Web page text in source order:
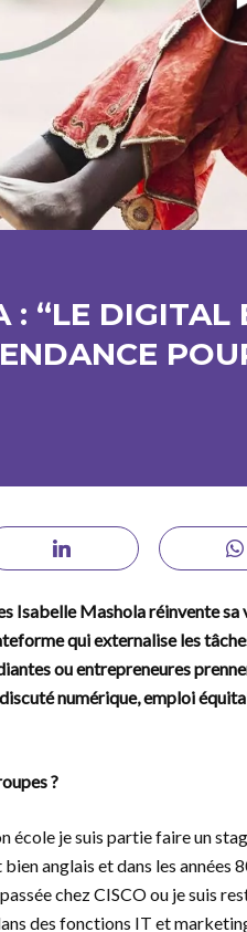
: “LE DIGITAL
Isabelle Mashola réinvente sa
qui externalise les
ou entrepreneures
numérique, emploi
?
école je suis partie faire un
anglais et dans les années
chez CISCO ou je suis
des fonctions IT et